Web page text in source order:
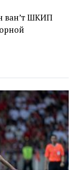
ван’т ШКИП